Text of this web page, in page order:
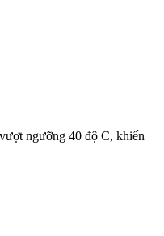
ngưỡng 40 độ C, khiến